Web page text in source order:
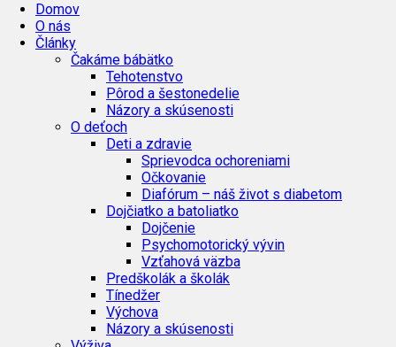
Domov
O nás
Články
Čakáme bábätko
Tehotenstvo
Pôrod a šestonedelie
Názory a skúsenosti
O deťoch
Deti a zdravie
Sprievodca ochoreniami
Očkovanie
Diafórum – náš život s diabetom
Dojčiatko a batoliatko
Dojčenie
Psychomotorický vývin
Vzťahová väzba
Predškolák a školák
Tínedžer
Výchova
Názory a skúsenosti